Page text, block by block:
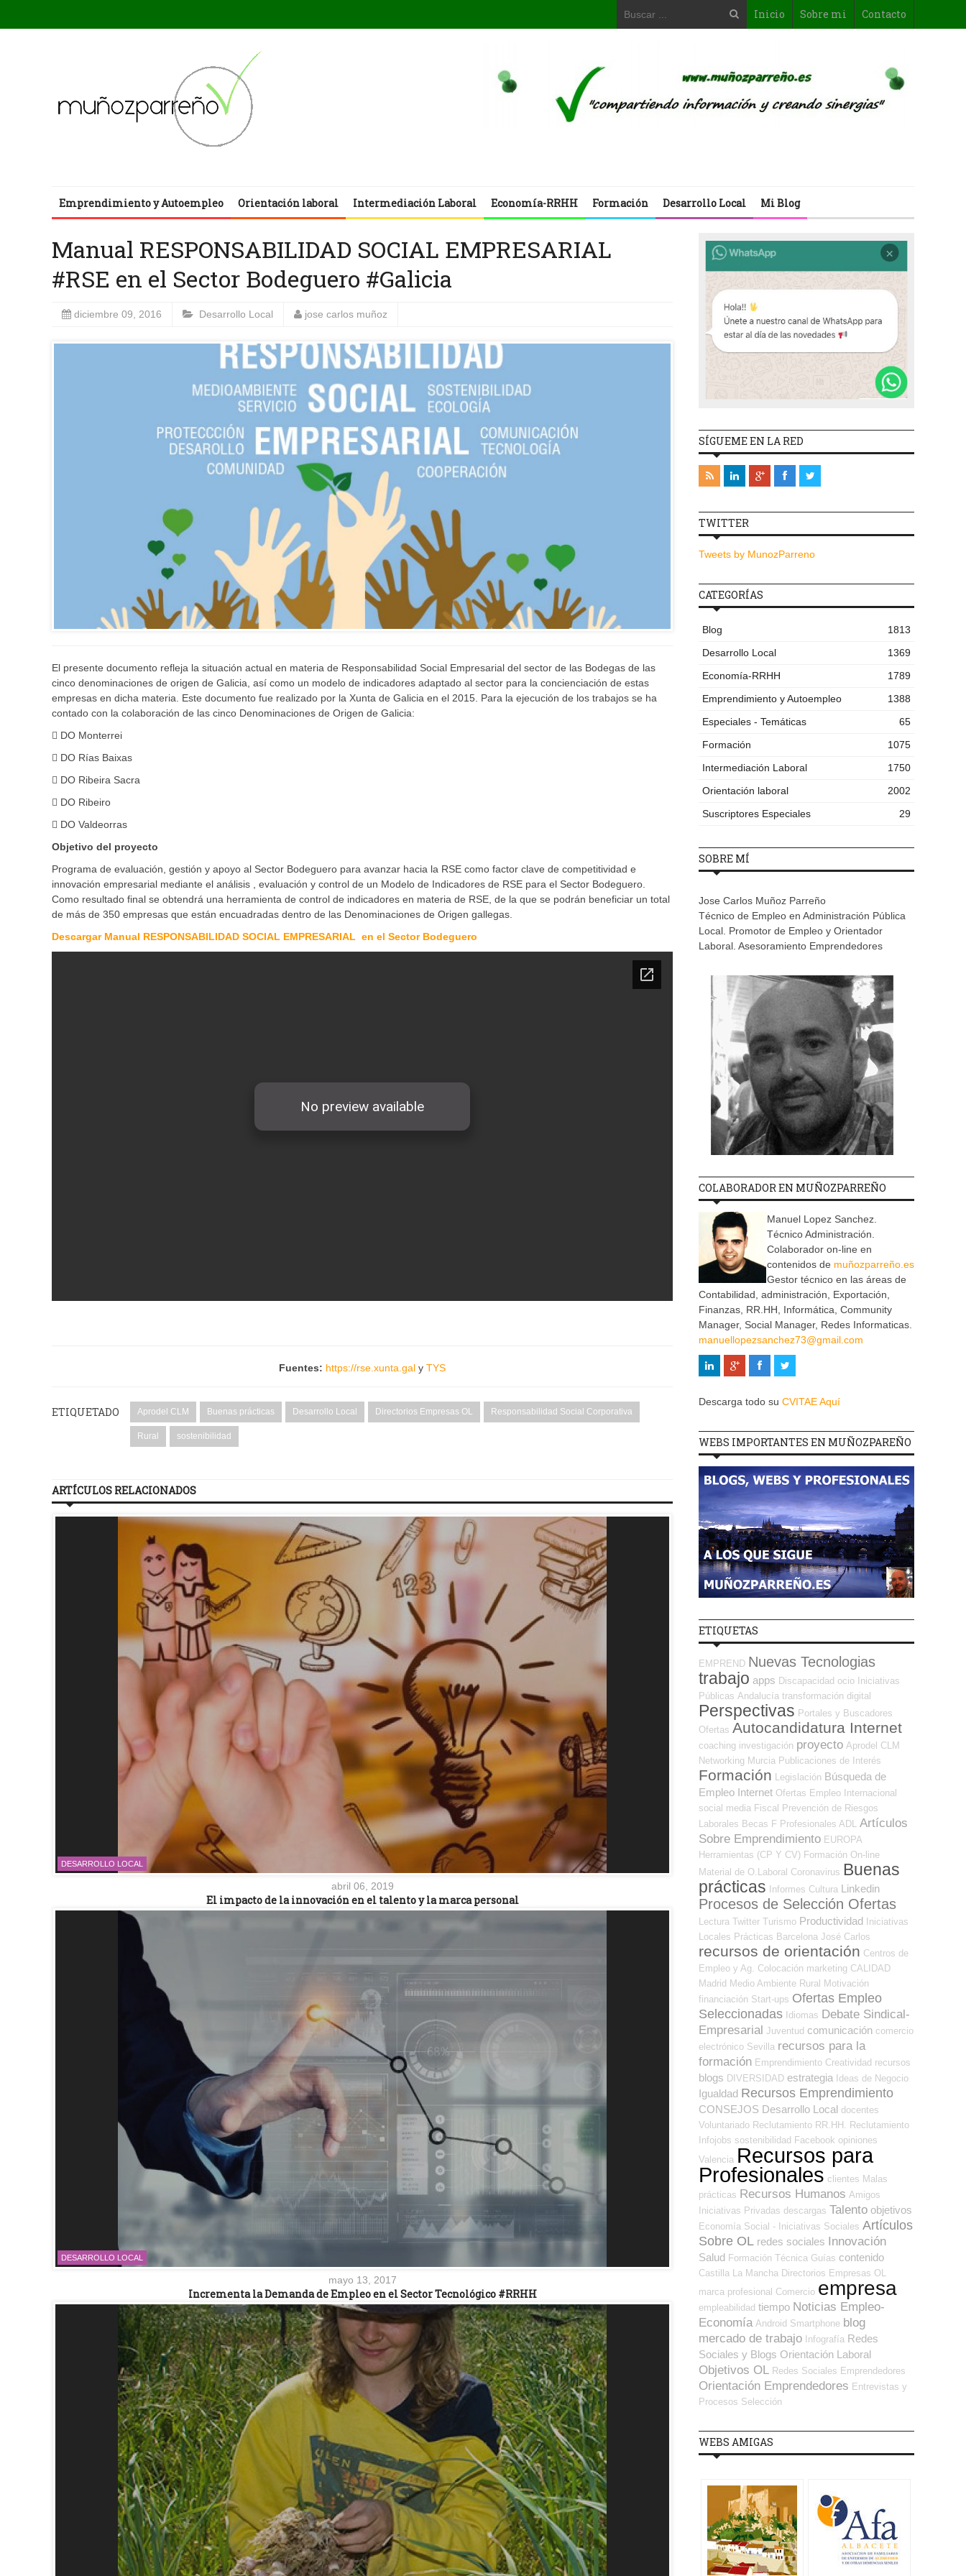
Inicio Sobre mi Contacto
Emprendimiento y Autoempleo Orientación laboral Intermediación Laboral Economía-RRHH Formación Desarrollo Local Mi Blog
Manual RESPONSABILIDAD SOCIAL EMPRESARIAL
#RSE en el Sector Bodeguero #Galicia
diciembre 09, 2016 Desarrollo Local jose carlos muñoz
El presente documento refleja la situación actual en materia de Responsabilidad Social Empresarial del sector de las Bodegas de las
cinco denominaciones de origen de Galicia, así como un modelo de indicadores adaptado al sector para la concienciación de estas
empresas en dicha materia. Este documento fue realizado por la Xunta de Galicia en el 2015. Para la ejecución de los trabajos se ha
contado con la colaboración de las cinco Denominaciones de Origen de Galicia:
 DO Monterrei
 DO Rías Baixas
 DO Ribeira Sacra
 DO Ribeiro
 DO Valdeorras
Objetivo del proyecto
Programa de evaluación, gestión y apoyo al Sector Bodeguero para avanzar hacia la RSE como factor clave de competitividad e
innovación empresarial mediante el análisis , evaluación y control de un Modelo de Indicadores de RSE para el Sector Bodeguero.
Como resultado final se obtendrá una herramienta de control de indicadores en materia de RSE, de la que se podrán beneficiar un total
de más de 350 empresas que están encuadradas dentro de las Denominaciones de Origen gallegas.
Descargar Manual RESPONSABILIDAD SOCIAL EMPRESARIAL en el Sector Bodeguero
Fuentes: https://rse.xunta.gal y TYS
ETIQUETADO Aprodel CLM Buenas prácticas Desarrollo Local Directorios Empresas OL Responsabilidad Social Corporativa
Rural sostenibilidad
ARTÍCULOS RELACIONADOS
DESARROLLO LOCAL
abril 06, 2019
El impacto de la innovación en el talento y la marca personal
DESARROLLO LOCAL
mayo 13, 2017
Incrementa la Demanda de Empleo en el Sector Tecnológico #RRHH
SÍGUEME EN LA RED
TWITTER
Tweets by MunozParreno
CATEGORÍAS
Blog
1813
Desarrollo Local
1369
Economía-RRHH
1789
Emprendimiento y Autoempleo
1388
Especiales - Temáticas
65
Formación
1075
Intermediación Laboral
1750
Orientación laboral
2002
Suscriptores Especiales
29
SOBRE MÍ
Jose Carlos Muñoz Parreño
Técnico de Empleo en Administración Pública
Local. Promotor de Empleo y Orientador
Laboral. Asesoramiento Emprendedores
COLABORADOR EN MUÑOZPARREÑO
Manuel Lopez Sanchez.
Técnico Administración.
Colaborador on-line en
contenidos de muñozparreño.es
Gestor técnico en las áreas de
Contabilidad, administración, Exportación,
Finanzas, RR.HH, Informática, Community
Manager, Social Manager, Redes Informaticas.
manuellopezsanchez73@gmail.com
Descarga todo su CVITAE Aquí
WEBS IMPORTANTES EN MUÑOZPAREÑO
ETIQUETAS
EMPREND Nuevas Tecnologias
trabajo apps Discapacidad ocio Iniciativas
Públicas Andalucía transformación digital
Perspectivas Portales y Buscadores
Ofertas Autocandidatura Internet
coaching investigación proyecto Aprodel CLM
Networking Murcia Publicaciones de Interés
Formación Legislación Búsqueda de
Empleo Internet Ofertas Empleo Internacional
social media Fiscal
Prevención de Riesgos
Laborales Becas F Profesionales ADL
Artículos
Sobre Emprendimiento EUROPA
Herramientas (CP Y CV) Formación On-line
Material de O.Laboral Coronavirus Buenas
prácticas
Informes Cultura Linkedin
Procesos de Selección Ofertas
Lectura Twitter Turismo Productividad Iniciativas
Locales Prácticas Barcelona José Carlos
recursos de orientación Centros de
Empleo y Ag. Colocación marketing CALIDAD
Madrid Medio Ambiente Rural
Motivación
financiación Start-ups Ofertas Empleo
Seleccionadas Idiomas Debate Sindical-
Empresarial Juventud comunicación comercio
electrónico Sevilla recursos para la
formación Emprendimiento Creatividad recursos
blogs DIVERSIDAD estrategia Ideas de Negocio
Igualdad Recursos Emprendimiento
CONSEJOS Desarrollo Local docentes
Voluntariado Reclutamiento RR.HH.
Reclutamiento
Infojobs sostenibilidad Facebook opiniones
Valencia Recursos para
Profesionales clientes Malas
prácticas Recursos Humanos Amigos
Iniciativas Privadas descargas Talento objetivos
Economía Social - Iniciativas Sociales Artículos
Sobre OL redes sociales Innovación
Salud Formación Técnica Guías contenido
Castilla La Mancha Directorios Empresas OL
marca profesional Comercio empresa
empleabilidad tiempo Noticias Empleo-
Economía Android Smartphone blog
mercado de trabajo Infografía Redes
Sociales y Blogs Orientación Laboral
Objetivos OL Redes Sociales Emprendedores
Orientación Emprendedores Entrevistas y
Procesos Selección
WEBS AMIGAS